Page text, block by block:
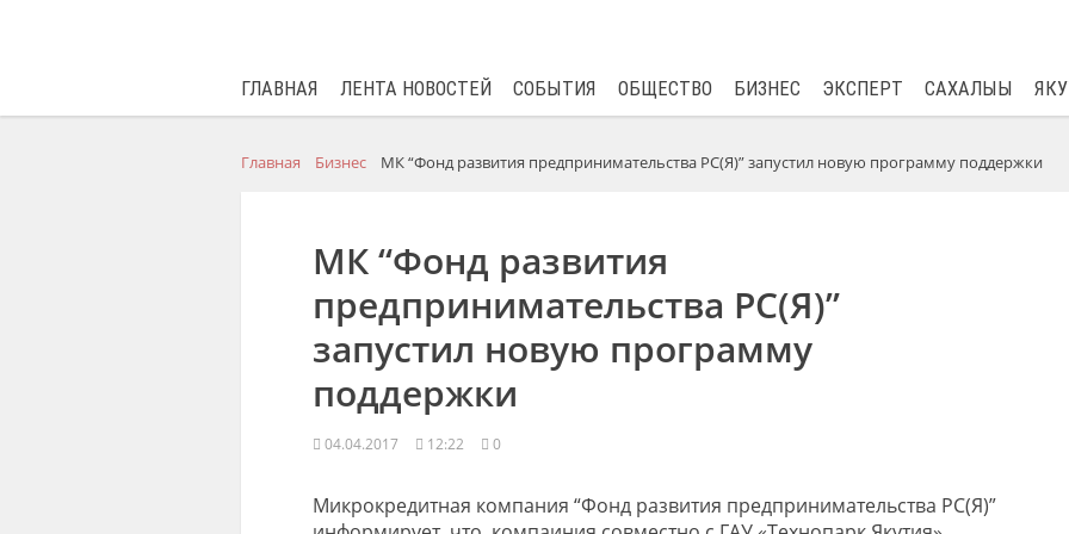
ГЛАВНАЯ ЛЕНТА НОВОСТЕЙ СОБЫТИЯ ОБЩЕСТВО БИЗНЕС ЭКСПЕРТ САХАЛЫЫ
Главная Бизнес МК “Фонд развития предпринимательства РС(Я)” запустил новую программу поддержки
МК “Фонд развития
предпринимательства РС(Я)”
запустил новую программу
поддержки
04.04.2017 12:22 0
Микрокредитная компания “Фонд развития предпринимательства РС(Я)”